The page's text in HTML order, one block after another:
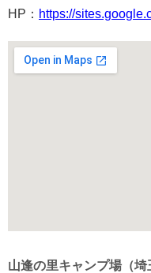
HP： https://
山逢の里キャンプ場（埼